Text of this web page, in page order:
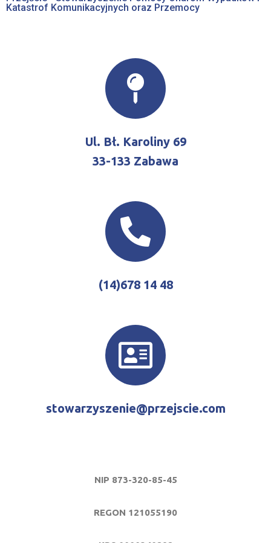
Katastrof Komunikacyjnych oraz Przemocy
Ul. Bł. Karoliny 69
33-133 Zabawa
(14)678 14 48
stowarzyszenie@przejscie.com
NIP 873-320-85-45
REGON 121055190